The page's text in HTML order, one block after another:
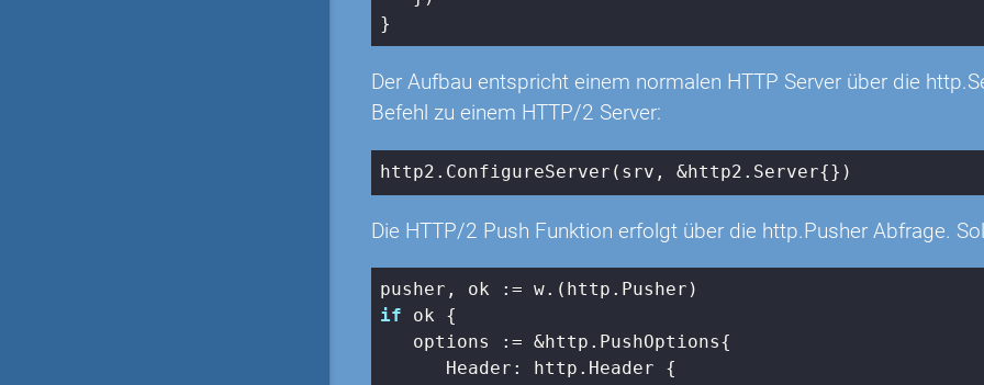
}
Der Aufbau entspricht einem normalen HTTP Server über die
Befehl zu einem HTTP/2 Server:
http2.ConfigureServer(srv, &http2.Server{})
Die HTTP/2 Push Funktion erfolgt über die http.Pusher Abfrage.
if ok {
   options := &http.PushOptions{
      Header: http.Header {